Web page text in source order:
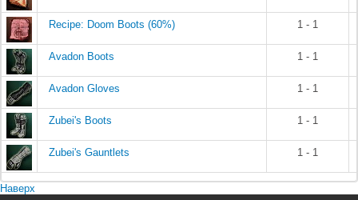
Recipe: Doom Boots (60%) 1 - 1
Avadon Boots 1 - 1
Avadon Gloves 1 - 1
Zubei's Boots 1 - 1
Zubei's Gauntlets 1 - 1
Наверх